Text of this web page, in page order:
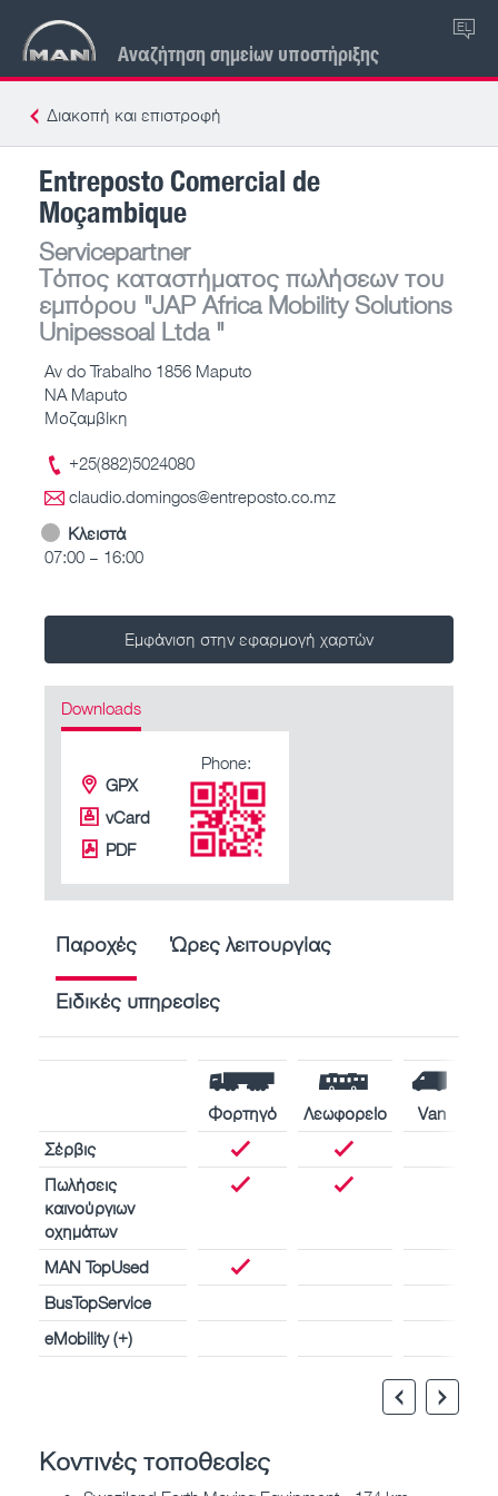
Αναζήτηση σημείων υποστήριξης
EL
Διακοπή και επιστροφή
Entreposto Comercial de
Moçambique
Servicepartner
Τόπος καταστήματος πωλήσεων του
εμπόρου "JAP Africa Mobility Solutions
Unipessoal Ltda "
Av do Trabalho 1856 Maputo
NA Maputo
Μοζαμβίκη
+25(882)5024080
claudio.domingos@entreposto.co.mz
Κλειστά
07:00 – 16:00
Εμφάνιση στην εφαρμογή χαρτών
Downloads
GPX
vCard
PDF
Phone:
Παροχές Ώρες λειτουργίας
Ειδικές υπηρεσίες
Φορτηγό Λεωφορείο
Van
Σέρβις
Πωλήσεις
καινούργιων
οχημάτων
MAN TopUsed
BusTopService
eMobility (+)
Κοντινές τοποθεσίες